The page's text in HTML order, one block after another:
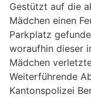
Gestützt auf die
Mädchen einen
Parkplatz
woraufhin dieser
Mädchen
Weiterführende
Kantonspolizei